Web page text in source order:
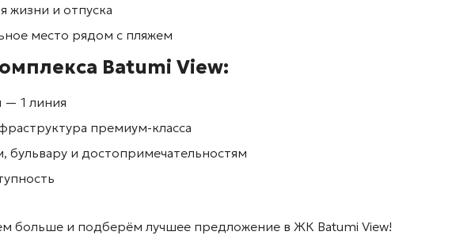
и отпуска
место рядом с пляжем
Batumi View:
— 1 линия
премиум-класса
бульвару и достопримечательностям
больше и подберём лучшее предложение в ЖК Batumi View!